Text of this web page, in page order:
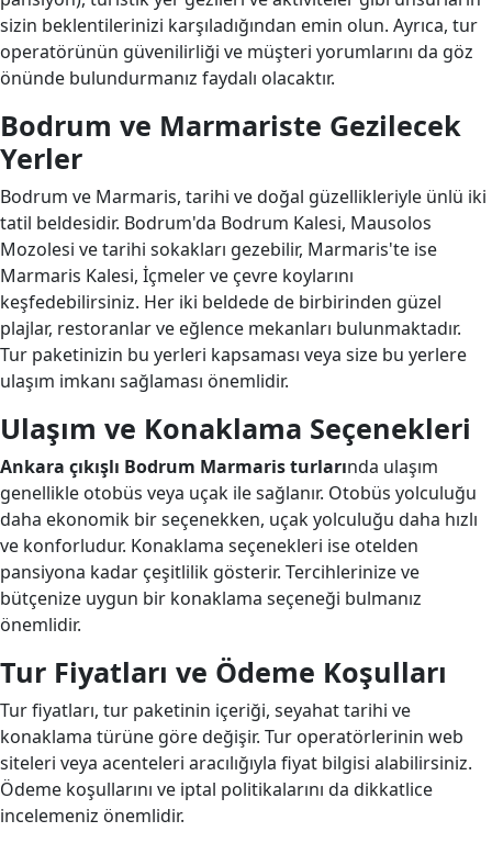
sizin beklentilerinizi karşıladığından emin olun. Ayrıca, tur
operatörünün güvenilirliği ve müşteri yorumlarını da göz
önünde bulundurmanız faydalı olacaktır.
Bodrum ve Marmariste Gezilecek
Yerler
Bodrum ve Marmaris, tarihi ve doğal güzellikleriyle ünlü iki
tatil beldesidir. Bodrum'da Bodrum Kalesi, Mausolos
Mozolesi ve tarihi sokakları gezebilir, Marmaris'te ise
Marmaris Kalesi, İçmeler ve çevre koylarını
keşfedebilirsiniz. Her iki beldede de birbirinden güzel
plajlar, restoranlar ve eğlence mekanları bulunmaktadır.
Tur paketinizin bu yerleri kapsaması veya size bu yerlere
ulaşım imkanı sağlaması önemlidir.
Ulaşım ve Konaklama Seçenekleri
Ankara çıkışlı Bodrum Marmaris turlarında ulaşım
genellikle otobüs veya uçak ile sağlanır. Otobüs yolculuğu
daha ekonomik bir seçenekken, uçak yolculuğu daha hızlı
ve konforludur. Konaklama seçenekleri ise otelden
pansiyona kadar çeşitlilik gösterir. Tercihlerinize ve
bütçenize uygun bir konaklama seçeneği bulmanız
önemlidir.
Tur Fiyatları ve Ödeme Koşulları
Tur fiyatları, tur paketinin içeriği, seyahat tarihi ve
konaklama türüne göre değişir. Tur operatörlerinin web
siteleri veya acenteleri aracılığıyla fiyat bilgisi alabilirsiniz.
Ödeme koşullarını ve iptal politikalarını da dikkatlice
incelemeniz önemlidir.